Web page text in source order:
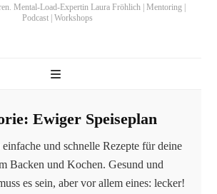
Mental-Load-Expertin Laura Fröhlich | Mentoring |
Podcast | Workshops
Ewiger Speiseplan
und schnelle Rezepte für deine
Backen und Kochen. Gesund und
es sein, aber vor allem eines: lecker!